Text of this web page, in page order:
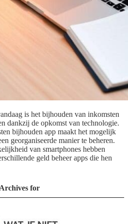
is het bijhouden van inkomsten
dankzij de opkomst van technologie.
bijhouden app maakt het mogelijk
georganiseerde manier te beheren.
van smartphones hebben
geld beheer apps die hen
Archives for